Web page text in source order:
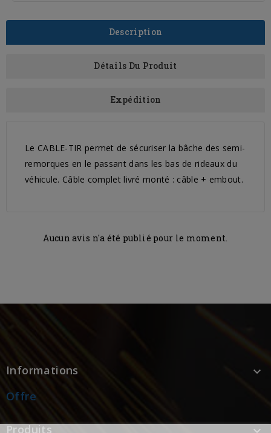
Description
Détails Du Produit
Expédition
Le CABLE-TIR permet de sécuriser la bâche des semi-
remorques en le passant dans les bas de rideaux du
véhicule. Câble complet livré monté : câble + embout.
Aucun avis n'a été publié pour le moment.
Informations

Offre
Produits